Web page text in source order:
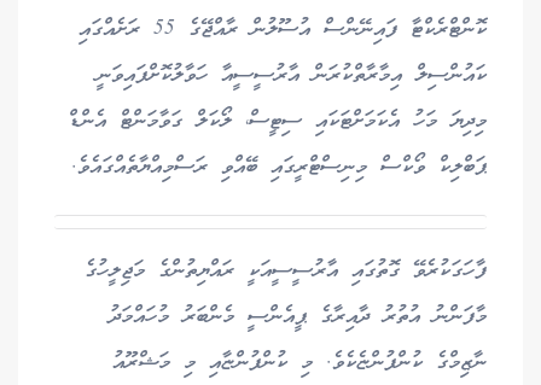
ކޮންޓްރެކްޓާ ފައިނޭންސް އުސޫލުން ރާއްޖޭގެ 55 ރަށެއްގައި
ކައުންސިލް އިމާރާތްކުރަން އާރުސީސީއާ ހަވާލުކޮށްފައިވަނީ
މިދިޔަ މަހު އެކަމަށްޓަކައި ސިޓީސް، ލޯކަލް ގަވާމަންޓް އެންޑް
ޕަބްލިކް ވޯކްސް މިނިސްޓްރީގައި ބޭއްވި ރަސްމިއްޔާތެއްގައެވެ.
ފާހަގަކުރެވޭ ގޮތުގައި އާރުސީސީއަކީ ރައްޔިތުންގެ މަޖިލީހުގެ
މާފަންނު އުތުރު ދާއިރާގެ ޕީއެންސީ މެންބަރު މުހައްމަދު
ނާޒިމްގެ ކުންފުންޏެކެވެ. މި ކުންފުންޏާއި މި މަޝްރޫއު